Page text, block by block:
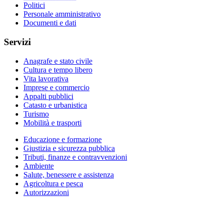
Politici
Personale amministrativo
Documenti e dati
Servizi
Anagrafe e stato civile
Cultura e tempo libero
Vita lavorativa
Imprese e commercio
Appalti pubblici
Catasto e urbanistica
Turismo
Mobilità e trasporti
Educazione e formazione
Giustizia e sicurezza pubblica
Tributi, finanze e contravvenzioni
Ambiente
Salute, benessere e assistenza
Agricoltura e pesca
Autorizzazioni